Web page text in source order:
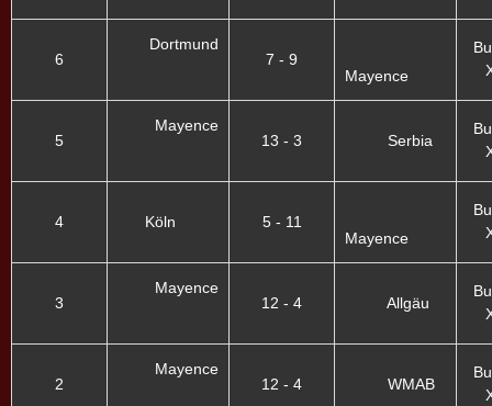
6
Dortmund
7 - 9
Mayence
5
Mayence
13 - 3
Serbia
4 Köln
5 - 11
Mayence
3
Mayence
12 - 4
Allgäu
2
Mayence
12 - 4
WMAB